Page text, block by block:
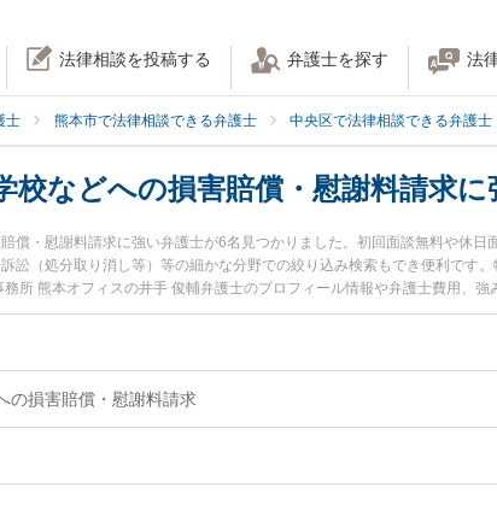
法律相談を投稿する 弁護士を探す 法
士 熊本市で法律相談できる弁護士 中央区で法律相談できる弁護士
校などへの損害賠償・慰謝料請求に
償・慰謝料請求に強い弁護士が6名見つかりました。初回面談無料や休
訟（処分取り消し等）等の細かな分野での絞り込み検索もでき便利です
所 熊本オフィスの井手 俊輔弁護士のプロフィール情報や弁護士費用、
謝料請求のトラブルを今すぐに弁護士に相談したい』『自治体や学校な
治体や学校などへの損害賠償・慰謝料請求を法律相談できる熊本市中央
の損害賠償・慰謝料請求